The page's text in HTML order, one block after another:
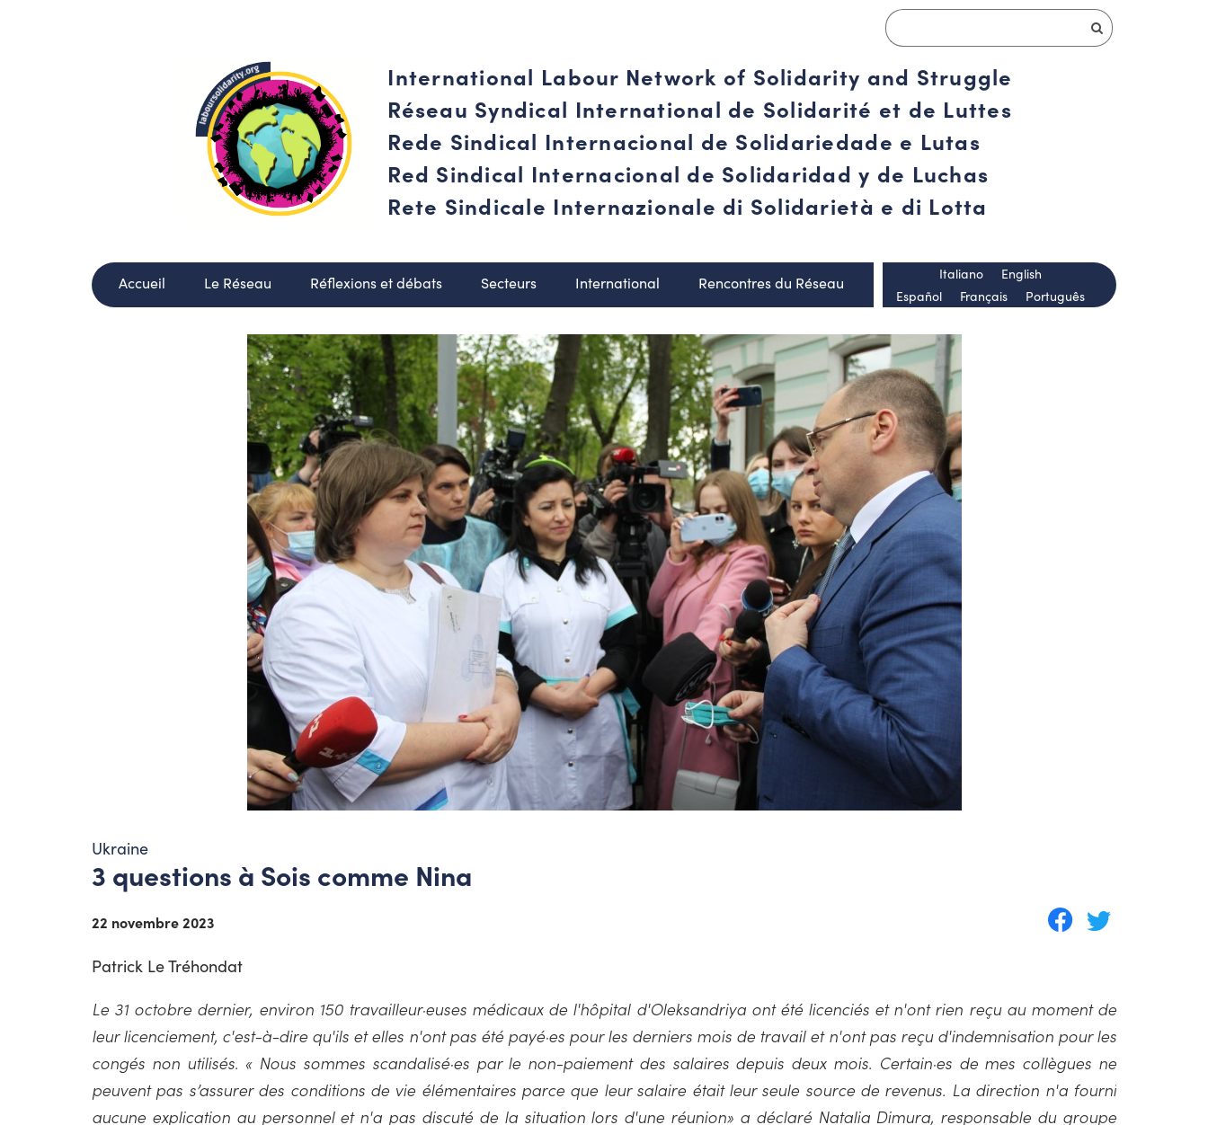
International Labour Network of Solidarity and Struggle
Réseau Syndical International de Solidarité et de Luttes
Rede Sindical Internacional de Solidariedade e Lutas
Red Sindical Internacional de Solidaridad y de Luchas
Rete Sindicale Internazionale di Solidarietà e di Lotta
Accueil Le Réseau Réflexions et débats Secteurs International Rencontres du Réseau
Español Français Português
Italiano English
Ukraine
3 questions à Sois comme Nina
22 novembre 2023
Patrick Le Tréhondat
Le 31 octobre dernier, environ 150 travailleur·euses médicaux de l'hôpital d'Oleksandriya ont été licenciés et n'ont rien reçu au moment de
leur licenciement, c'est-à-dire qu'ils et elles n'ont pas été payé·es pour les derniers mois de travail et n'ont pas reçu d'indemnisation pour les
congés non utilisés. « Nous sommes scandalisé·es par le non-paiement des salaires depuis deux mois. Certain·es de mes collègues ne
peuvent pas s’assurer des conditions de vie élémentaires parce que leur salaire était leur seule source de revenus. La direction n'a fourni
aucune explication au personnel et n'a pas discuté de la situation lors d'une réunion» a déclaré Natalia Dimura, responsable du groupe